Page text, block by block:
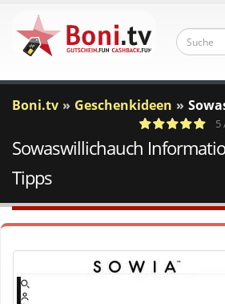
Boni.tv Geschenkideen
a
c
1 Votes
5
Sowaswillichauch
Tipps